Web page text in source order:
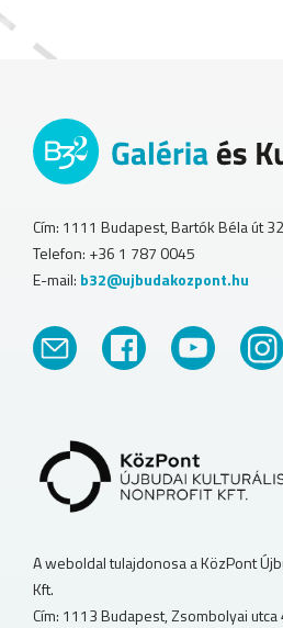
Cím: 1111 Budapest, Bartók Béla út
Telefon: +36 1 787 0045
E-mail: b32@ujbudakozpont.hu
A weboldal tulajdonosa a KözPont
Kft.
Cím: 1113 Budapest, Zsombolyai utca